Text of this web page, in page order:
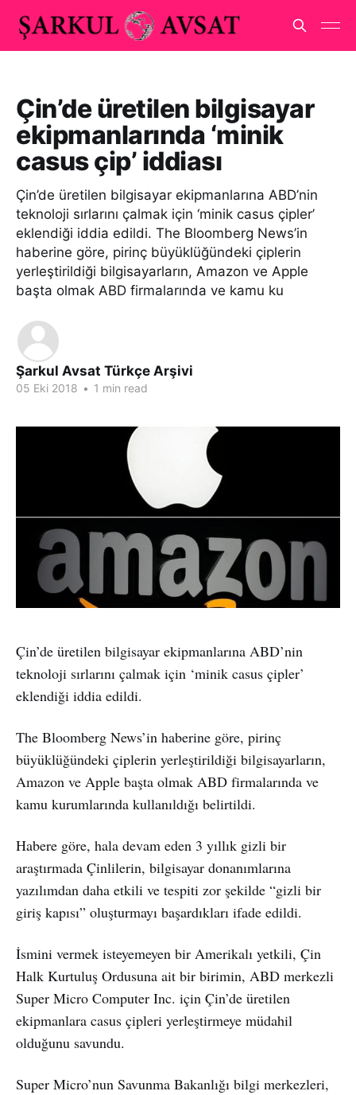
Çin’de üretilen bilgisayar
ekipmanlarında ‘minik
casus çip’ iddiası
Çin’de üretilen bilgisayar ekipmanlarına ABD’nin
teknoloji sırlarını çalmak için ‘minik casus çipler’
eklendiği iddia edildi. The Bloomberg News’in
haberine göre, pirinç büyüklüğündeki çiplerin
yerleştirildiği bilgisayarların, Amazon ve Apple
başta olmak ABD firmalarında ve kamu ku
Şarkul Avsat Türkçe Arşivi
05 Eki 2018 • 1 min read
Çin’de üretilen bilgisayar ekipmanlarına ABD’nin
teknoloji sırlarını çalmak için ‘minik casus çipler’
eklendiği iddia edildi.
The Bloomberg News’in haberine göre, pirinç
büyüklüğündeki çiplerin yerleştirildiği bilgisayarların,
Amazon ve Apple başta olmak ABD firmalarında ve
kamu kurumlarında kullanıldığı belirtildi.
Habere göre, hala devam eden 3 yıllık gizli bir
araştırmada Çinlilerin, bilgisayar donanımlarına
yazılımdan daha etkili ve tespiti zor şekilde “gizli bir
giriş kapısı” oluşturmayı başardıkları ifade edildi.
İsmini vermek isteyemeyen bir Amerikalı yetkili, Çin
Halk Kurtuluş Ordusuna ait bir birimin, ABD merkezli
Super Micro Computer Inc. için Çin’de üretilen
ekipmanlara casus çipleri yerleştirmeye müdahil
olduğunu savundu.
Super Micro’nun Savunma Bakanlığı bilgi merkezleri,